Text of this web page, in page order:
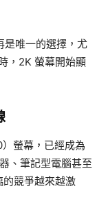
是唯一的選擇，尤
，2K 螢幕開始顯
螢幕，已經成為
、筆記型電腦甚至
競爭越來越激